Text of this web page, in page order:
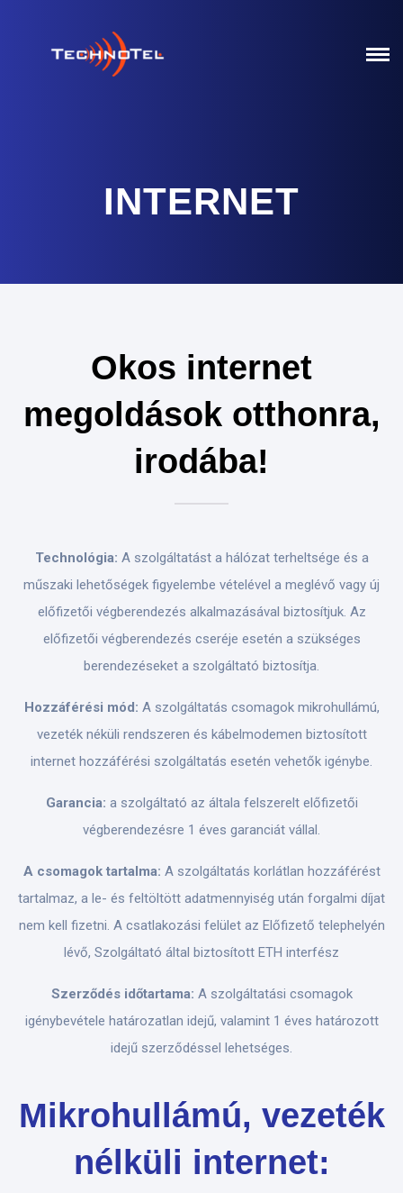
INTERNET
Okos internet
megoldások otthonra,
irodába!
Technológia: A szolgáltatást a hálózat terheltsége és a
műszaki lehetőségek figyelembe vételével a meglévő vagy új
előfizetői végberendezés alkalmazásával biztosítjuk. Az
előfizetői végberendezés cseréje esetén a szükséges
berendezéseket a szolgáltató biztosítja.
Hozzáférési mód: A szolgáltatás csomagok mikrohullámú,
vezeték néküli rendszeren és kábelmodemen biztosított
internet hozzáférési szolgáltatás esetén vehetők igénybe.
Garancia: a szolgáltató az általa felszerelt előfizetői
végberendezésre 1 éves garanciát vállal.
A csomagok tartalma: A szolgáltatás korlátlan hozzáférést
tartalmaz, a le- és feltöltött adatmennyiség után forgalmi díjat
nem kell fizetni. A csatlakozási felület az Előfizető telephelyén
lévő, Szolgáltató által biztosított ETH interfész
Szerződés időtartama: A szolgáltatási csomagok
igénybevétele határozatlan idejű, valamint 1 éves határozott
idejű szerződéssel lehetséges.
Mikrohullámú, vezeték
nélküli internet: